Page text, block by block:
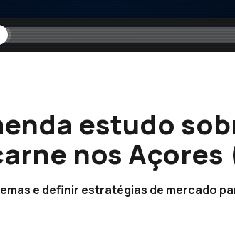
estudo
nos Açores
e definir estratégias de mercado